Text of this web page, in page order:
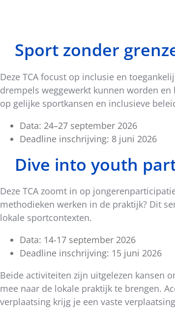
Sport zonder
Deze TCA focust op inclusie en
drempels weggewerkt kunnen worden
op gelijke sportkansen en inclusieve
Data: 24–27 september 2026
Deadline inschrijving: 8 juni 2026
Dive into youth
Deze TCA zoomt in op
methodieken werken in de praktijk? Dit
lokale sportcontexten.
Data: 14-17 september 2026
Deadline inschrijving: 15 juni 2026
Beide activiteiten zijn uitgelezen kansen
mee naar de lokale praktijk te brengen.
verplaatsing krijg je een vaste
dit
bericht